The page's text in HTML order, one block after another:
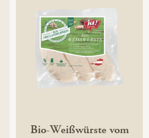
Bio-Weißwürste vom